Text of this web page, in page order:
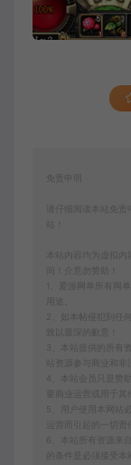
免责申明
请仔细阅读本站免
本站内容均为虚拟
间！介意勿赞助！
1、爱游网单所有网
2、如本帖侵犯到任
致以最深的歉意！
3、本站提供的所有
站资源参与商业和
4、本站会员只是赞
要商业运营或用于
5、用户使用本网站
6、本站所有资源来
的条件是必须接受